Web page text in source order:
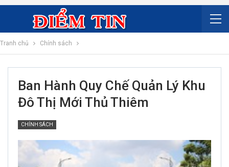
Tranh chủ Chính sách
Ban Hành Quy Chế Quản Lý Khu
Đô Thị Mới Thủ Thiêm
CHÍNH SÁCH